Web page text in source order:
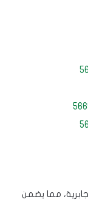
مما يضمن